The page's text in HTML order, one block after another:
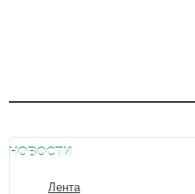
НОВОСТИ
Лента